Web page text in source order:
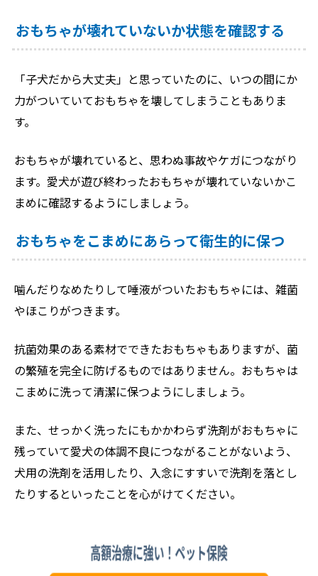
おもちゃが壊れていないか状態を確認する
「子犬だから大丈夫」と思っていたのに、いつの間にか
力がついていておもちゃを壊してしまうこともありま
す。
おもちゃが壊れていると、思わぬ事故やケガにつながり
ます。愛犬が遊び終わったおもちゃが壊れていないかこ
まめに確認するようにしましょう。
おもちゃをこまめにあらって衛生的に保つ
噛んだりなめたりして唾液がついたおもちゃには、雑菌
やほこりがつきます。
抗菌効果のある素材でできたおもちゃもありますが、菌
の繁殖を完全に防げるものではありません。おもちゃは
こまめに洗って清潔に保つようにしましょう。
また、せっかく洗ったにもかかわらず洗剤がおもちゃに
残っていて愛犬の体調不良につながることがないよう、
犬用の洗剤を活用したり、入念にすすいで洗剤を落とし
たりするといったことを心がけてください。